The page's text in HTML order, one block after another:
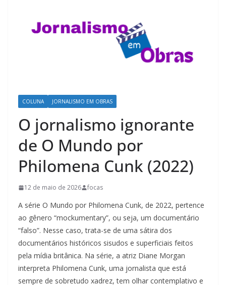
COLUNA JORNALISMO EM OBRAS
O jornalismo ignorante
de O Mundo por
Philomena Cunk (2022)
12 de maio de 2026 focas
A série O Mundo por Philomena Cunk, de 2022, pertence
ao gênero “mockumentary”, ou seja, um documentário
“falso”. Nesse caso, trata-se de uma sátira dos
documentários históricos sisudos e superficiais feitos
pela mídia britânica. Na série, a atriz Diane Morgan
interpreta Philomena Cunk, uma jornalista que está
sempre de sobretudo xadrez, tem olhar contemplativo e